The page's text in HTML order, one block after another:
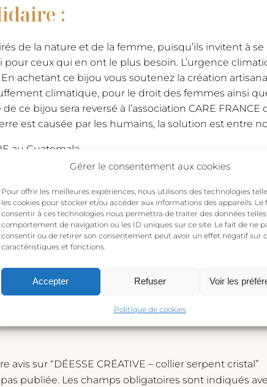
Gérer le consentement aux cookies
Pour offrir les meilleures expériences, nous utilisons des technologies
les cookies pour stocker et/ou accéder aux informations des appareils. Le
consentir à ces technologies nous permettra de traiter des données
comportement de navigation ou les ID uniques sur ce site. Le fait de ne
consentir ou de retirer son consentement peut avoir un effet négatif sur
caractéristiques et fonctions.
Accepter Refuser Voir les
Politique de cookies
:
de la nature et de la femme, puisqu’ils invitent à
pour ceux qui en ont le plus besoin. L’urgence
achetant ce bijou vous soutenez la création
climatique, pour le droit des femmes ainsi
ce bijou sera reversé à l’association CARE
est causée par les humains, la solution est entre
au Guatemala
avis sur “DÉESSE CRÉATIVE – collier serpent cristal”
publiée. Les champs obligatoires sont indiqués